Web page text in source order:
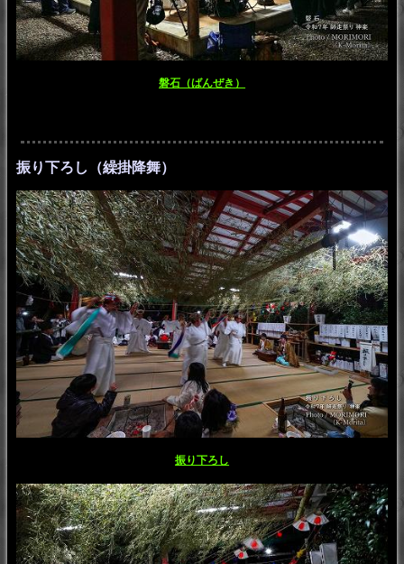
磐石（ばんぜき）
振り下ろし（繰掛降舞）
振り下ろし